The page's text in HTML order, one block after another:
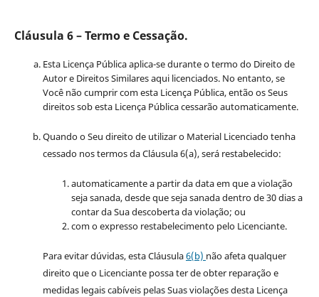
Cláusula 6 – Termo e Cessação.
Esta Licença Pública aplica-se durante o termo do Direito de
Autor e Direitos Similares aqui licenciados. No entanto, se
Você não cumprir com esta Licença Pública, então os Seus
direitos sob esta Licença Pública cessarão automaticamente.
Quando o Seu direito de utilizar o Material Licenciado tenha
cessado nos termos da Cláusula 6(a), será restabelecido:
automaticamente a partir da data em que a violação
seja sanada, desde que seja sanada dentro de 30 dias a
contar da Sua descoberta da violação; ou
com o expresso restabelecimento pelo Licenciante.
Para evitar dúvidas, esta Cláusula6(b) não afeta qualquer
direito que o Licenciante possa ter de obter reparação e
medidas legais cabíveis pelas Suas violações desta Licença